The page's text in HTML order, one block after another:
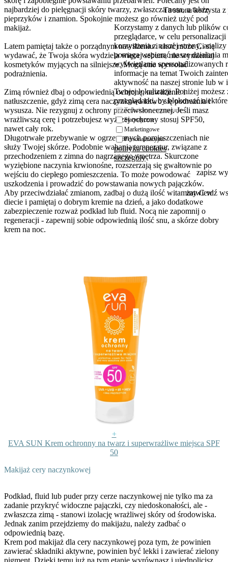
najbardziej do pielęgnacji skóry twarzy, zwłaszcza nosa, a także
pieprzyków i znamion. Spokojnie możesz go również użyć pod
makijaż.
+
EVA SUN Krem ochronny na twarz i superwrażliwe miejsca SPF
50
Latem pamiętaj także o porządnym nawilżeniu i choć może Ci się
wydawać, że Twoja skóra wydziela więcej sebum, nie wymieniaj
kosmetyków myjących na silniejsze. Mogą one wywołać
podrażnienia.
Zimą również dbaj o odpowiednią ochronę, nawilżenie i
natłuszczenie, gdyż zimą cera naczynkowa łatwo się podrażnia i
wysusza. Nie rezygnuj z ochrony przeciwsłonecznej. Jeśli masz
wrażliwszą cerę i potrzebujesz wyższej ochrony stosuj SPF50,
nawet cały rok.
Długotrwałe przebywanie w ogrzewanych pomieszczeniach nie
służy Twojej skórze. Podobnie wahania temperatur, związane z
przechodzeniem z zimna do nagrzanego wnętrza. Skurczone
wyziębione naczynia krwionośne, rozszerzają się gwałtownie po
wejściu do ciepłego pomieszczenia. To może powodować
uszkodzenia i prowadzić do powstawania nowych pajączków.
Aby przeciwdziałać zmianom, zadbaj o dużą ilość witaminy C w
diecie i pamiętaj o dobrym kremie na dzień, a jako dodatkowe
zabezpieczenie rozważ podkład lub fluid. Nocą nie zapomnij o
regeneracji - zapewnij sobie odpowiednią ilość snu, a skórze dobry
krem na noc.
Makijaż cery naczynkowej
Podkład, fluid lub puder przy cerze naczynkowej nie tylko ma za
zadanie przykryć widoczne pajączki, czy niedoskonałości, ale -
zwłaszcza zimą - stanowi izolację wrażliwej skóry od środowiska.
Jednak zanim przejdziemy do makijażu, należy zadbać o
odpowiednią bazę.
Krem pod makijaż dla cery naczynkowej poza tym, że powinien
zawierać składniki aktywne, powinien być lekki i zawierać zielony
pigment. Dzięki temu już na tym etapie wyrównasz i ujednolicisz
Ta strona korzysta
Korzystamy z danych lub plików
przeglądarce, w celu
korzystania z naszej strony,
pomaga wspierać nasze działania
wyświetlania spersonalizowanych
informacje na temat Twoich
aktywność na naszej stronie lub
Twojej lokalizacji. Poniżej możesz
przeglądarki, by blokować
Techniczne - wymagane
Statystyczne
Marketingowe
Personalizacyjne
polityka cookies
szczegóły
zapisz
zatwierdź